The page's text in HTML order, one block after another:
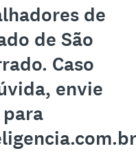
de
de São
Caso
envie